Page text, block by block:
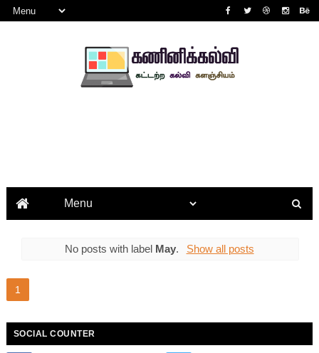
No posts with label May. Show all posts
1
SOCIAL COUNTER